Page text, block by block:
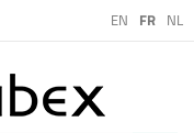
EN FR NL